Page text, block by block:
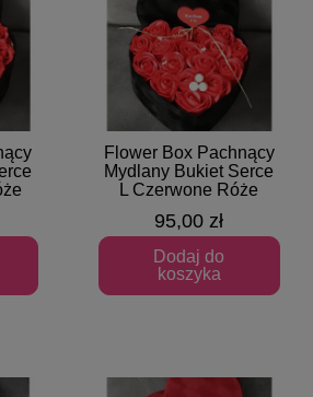
Szybki podgląd
Flower Box Pachnący
Mydlany Bukiet Serce
L Czerwone Róże
95,00 zł
Dodaj do
koszyka